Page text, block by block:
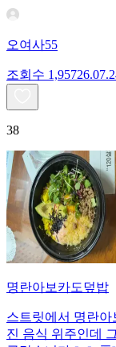
오여사55
조회수 1,957
38
명란아보카도덮밥
스트릿에서 명란
진 음식 위주인데